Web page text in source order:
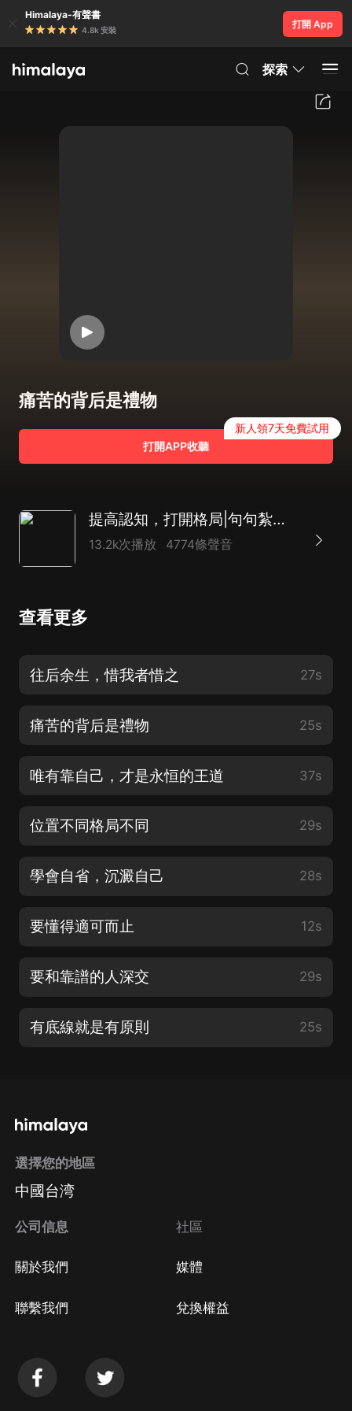
Himalaya-有聲書
4.8k 安裝
打開 App
探索
痛苦的背后是禮物
打開APP收聽
新人領7天免費試用
提高認知，打開格局|句句紮心真話
13.2k次播放 4774條聲音
查看更多
往后余生，惜我者惜之 27s
痛苦的背后是禮物 25s
唯有靠自己，才是永恒的王道 37s
位置不同格局不同 29s
學會自省，沉澱自己 28s
要懂得適可而止 12s
要和靠譜的人深交 29s
有底線就是有原則 25s
選擇您的地區
中國台湾
公司信息
關於我們
聯繫我們
社區
媒體
兌換權益